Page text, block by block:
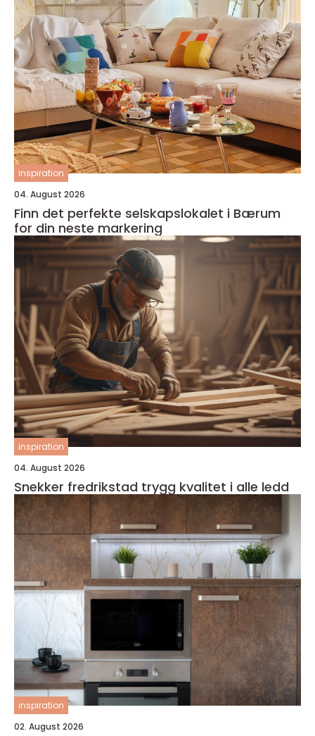
inspiration
04. August 2026
Finn det perfekte selskapslokalet i Bærum
for din neste markering
inspiration
04. August 2026
Snekker fredrikstad trygg kvalitet i alle ledd
inspiration
02. August 2026